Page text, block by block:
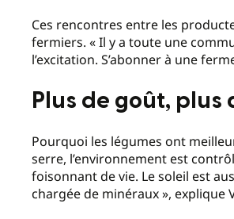
Ces rencontres entre les
fermiers. « Il y a toute une
l’excitation. S’abonner à une
Plus de goût, plus
Pourquoi les légumes ont
serre, l’environnement est
foisonnant de vie. Le soleil est
chargée de minéraux », explique